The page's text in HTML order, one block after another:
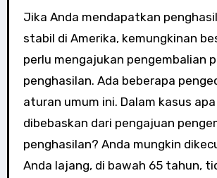
Jika Anda mendapatkan
stabil di Amerika, kemungkinan
perlu mengajukan pengembalian
penghasilan. Ada beberapa
aturan umum ini. Dalam kasus
dibebaskan dari pengajuan
penghasilan? Anda mungkin
Anda lajang, di bawah 65 tahun,